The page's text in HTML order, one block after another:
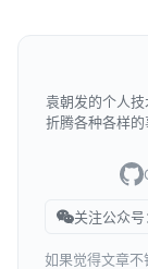
袁朝发的个人
折腾各种各样
关注公众
如果觉得文章